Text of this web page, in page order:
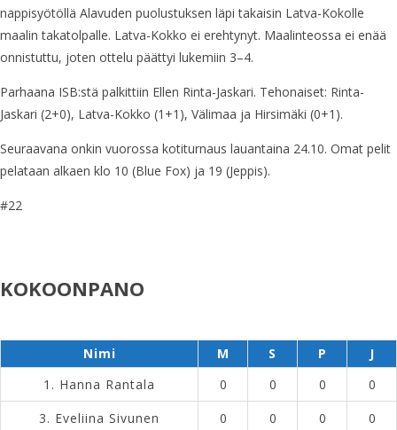
nappisyötöllä Alavuden puolustuksen läpi takaisin Latva-Kokolle
maalin takatolpalle. Latva-Kokko ei erehtynyt. Maalinteossa ei enää
onnistuttu, joten ottelu päättyi lukemiin 3–4.
Parhaana ISB:stä palkittiin Ellen Rinta-Jaskari. Tehonaiset: Rinta-
Jaskari (2+0), Latva-Kokko (1+1), Välimaa ja Hirsimäki (0+1).
Seuraavana onkin vuorossa kotiturnaus lauantaina 24.10. Omat pelit
pelataan alkaen klo 10 (Blue Fox) ja 19 (Jeppis).
#22
KOKOONPANO
Nimi M S P
J
1. Hanna Rantala 0 0 0
0
3. Eveliina Sivunen 0 0 0
0